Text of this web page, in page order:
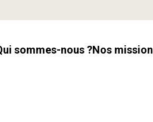
Qui sommes-nous ? Nos